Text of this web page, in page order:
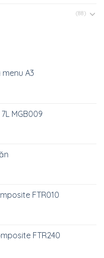
(88)
A3
MGB009
FTR010
FTR240